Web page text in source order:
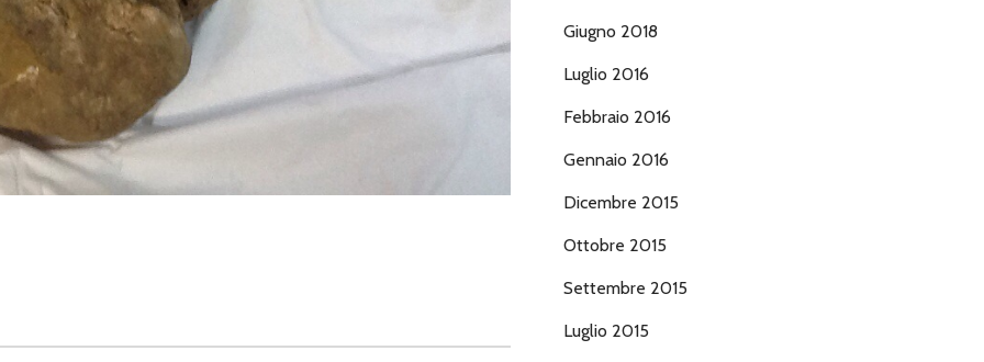
Giugno 2018
Luglio 2016
Febbraio 2016
Gennaio 2016
Dicembre 2015
Ottobre 2015
Settembre 2015
Luglio 2015